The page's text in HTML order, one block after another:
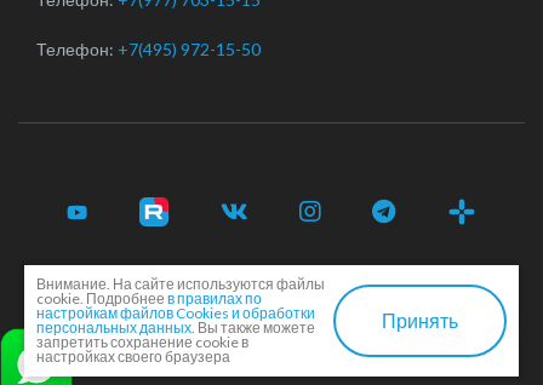
Телефон: +7(495) 972-15-50
© 2017-2026 Срочная автотехпомощь легковым и
грузовым автомобилям в Москве и Московской области ·
Соглашение сторон ·
Создание и продвижение сайта -Dkarlov.ru
Внимание. На сайте используются файлы
cookie. Подробнее в правилах по
настройкам файлов Cookies и обработки
персональных данных. Вы также можете
запретить сохранение cookie в
настройках своего браузера
Принять